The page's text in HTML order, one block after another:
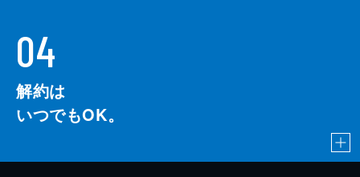
04
解約は
いつでもOK。